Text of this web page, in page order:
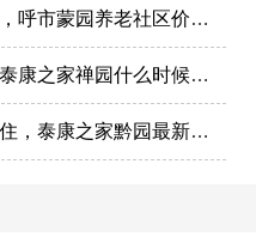
内蒙古泰康之家蒙园最新消息，呼市蒙园养老社区价格表
佛山禅园装修完了吗？，预定泰康之家禅园什么时候选房入住?
贵阳黔园今日开始选房评估入住，泰康之家黔园最新动态